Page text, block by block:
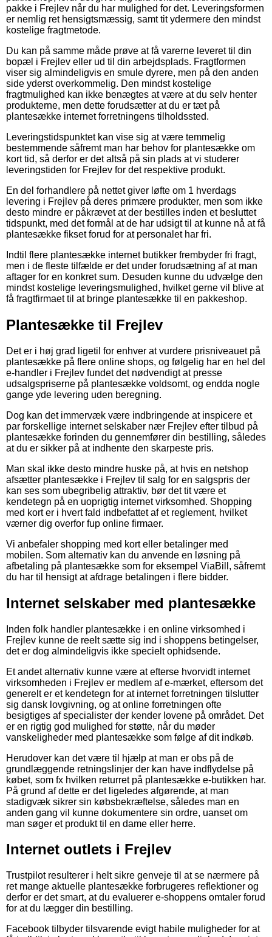
pakke i Frejlev når du har mulighed for det. Leveringsformen
er nemlig ret hensigtsmæssig, samt tit ydermere den mindst
kostelige fragtmetode.
Du kan på samme måde prøve at få varerne leveret til din
bopæl i Frejlev eller ud til din arbejdsplads. Fragtformen
viser sig almindeligvis en smule dyrere, men på den anden
side yderst overkommelig. Den mindst kostelige
fragtmulighed kan ikke benægtes at være at du selv henter
produkterne, men dette forudsætter at du er tæt på
plantesække internet forretningens tilholdssted.
Leveringstidspunktet kan vise sig at være temmelig
bestemmende såfremt man har behov for plantesække om
kort tid, så derfor er det altså på sin plads at vi studerer
leveringstiden for Frejlev for det respektive produkt.
En del forhandlere på nettet giver løfte om 1 hverdags
levering i Frejlev på deres primære produkter, men som ikke
desto mindre er påkrævet at der bestilles inden et besluttet
tidspunkt, med det formål at de har udsigt til at kunne nå at få
plantesække fikset forud for at personalet har fri.
Indtil flere plantesække internet butikker frembyder fri fragt,
men i de fleste tilfælde er det under forudsætning af at man
aftager for en konkret sum. Desuden kunne du udvælge den
mindst kostelige leveringsmulighed, hvilket gerne vil blive at
få fragtfirmaet til at bringe plantesække til en pakkeshop.
Plantesække til Frejlev
Det er i høj grad ligetil for enhver at vurdere prisniveauet på
plantesække på flere online shops, og følgelig har en hel del
e-handler i Frejlev fundet det nødvendigt at presse
udsalgspriserne på plantesække voldsomt, og endda nogle
gange yde levering uden beregning.
Dog kan det immervæk være indbringende at inspicere et
par forskellige internet selskaber nær Frejlev efter tilbud på
plantesække forinden du gennemfører din bestilling, således
at du er sikker på at indhente den skarpeste pris.
Man skal ikke desto mindre huske på, at hvis en netshop
afsætter plantesække i Frejlev til salg for en salgspris der
kan ses som ubegribelig attraktiv, bør det tit være et
kendetegn på en uoprigtig internet virksomhed. Shopping
med kort er i hvert fald indbefattet af et reglement, hvilket
værner dig overfor fup online firmaer.
Vi anbefaler shopping med kort eller betalinger med
mobilen. Som alternativ kan du anvende en løsning på
afbetaling på plantesække som for eksempel ViaBill, såfremt
du har til hensigt at afdrage betalingen i flere bidder.
Internet selskaber med plantesække
Inden folk handler plantesække i en online virksomhed i
Frejlev kunne de reelt sætte sig ind i shoppens betingelser,
det er dog almindeligvis ikke specielt ophidsende.
Et andet alternativ kunne være at efterse hvorvidt internet
virksomheden i Frejlev er medlem af e-mærket, eftersom det
generelt er et kendetegn for at internet forretningen tilslutter
sig dansk lovgivning, og at online forretningen ofte
besigtiges af specialister der kender lovene på området. Det
er en rigtig god mulighed for støtte, når du møder
vanskeligheder med plantesække som følge af dit indkøb.
Herudover kan det være til hjælp at man er obs på de
grundlæggende retningslinjer der kan have indflydelse på
købet, som fx hvilken returret på plantesække e-butikken har.
På grund af dette er det ligeledes afgørende, at man
stadigvæk sikrer sin købsbekræftelse, således man en
anden gang vil kunne dokumentere sin ordre, uanset om
man søger et produkt til en dame eller herre.
Internet outlets i Frejlev
Trustpilot resulterer i helt sikre genveje til at se nærmere på
ret mange aktuelle plantesække forbrugeres reflektioner og
derfor er det smart, at du evaluerer e-shoppens omtaler forud
for at du lægger din bestilling.
Facebook tilbyder tilsvarende evigt habile muligheder for at